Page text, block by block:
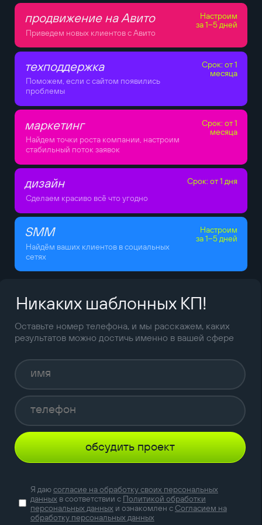
продвижение на Авито
Приведем новых клиентов с Авито
Настроим
за 1–5 дней
техподдержка
Поможем, если с сайтом появились
проблемы
Срок: от 1
месяца
маркетинг
Найдем точки роста компании, настроим
стабильный поток заявок
Срок: от 1
месяца
дизайн
Сделаем красиво всё что угодно
Срок: от 1 дня
SMM
Найдём ваших клиентов в социальных
сетях
Настроим
за 1–5 дней
Никаких шаблонных КП!
Оставьте номер телефона, и мы расскажем, каких
результатов можно достичь именно в вашей сфере
обсудить проект
Я даюсогласие на обработку своих персональных
данных в соответствии с Политикой обработки
персональных данных и ознакомлен с Согласием на
обработку персональных данных